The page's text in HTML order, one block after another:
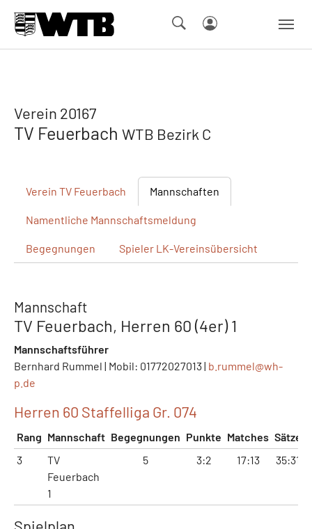
Verein 20167
TV Feuerbach WTB Bezirk C
Verein TV Feuerbach Mannschaften
Namentliche Mannschaftsmeldung
Begegnungen Spieler LK-Vereinsübersicht
Mannschaft
TV Feuerbach, Herren 60 (4er) 1
Mannschaftsführer
Bernhard Rummel | Mobil: 01772027013 | b.rummel@wh-
p.de
Herren 60 Staffelliga Gr. 074
Rang Mannschaft Begegnungen Punkte Matches Sätze
3
TV
Feuerbach
1
5 3:2 17:13 35:31